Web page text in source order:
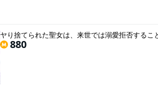
ヤり捨てられた聖女は、来世では溺愛拒否する
880